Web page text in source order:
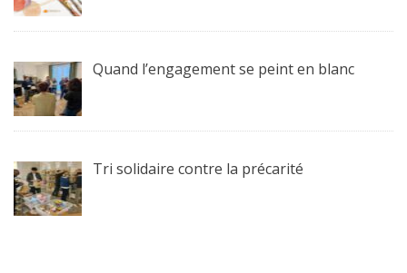
Quand l’engagement se peint en blanc
Tri solidaire contre la précarité